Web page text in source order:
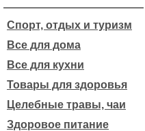
Спорт, отдых и туризм
Все для дома
Все для кухни
Товары для здоровья
Целебные травы, чаи
Здоровое питание